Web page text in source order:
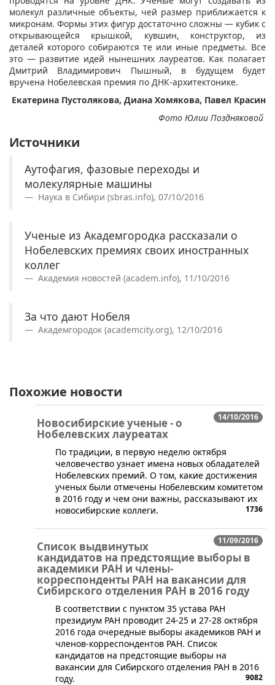
молекул различные объекты, чей размер приближается к
микронам. Формы этих фигур достаточно сложны — кубик с
открывающейся крышкой, кувшин, конструктор, из
деталей которого собираются те или иные предметы. Все
это — развитие идей нынешних лауреатов. Как полагает
Дмитрий Владимирович Пышный, в будущем будет
вручена Нобелевская премия по ДНК-архитектонике.
Екатерина Пустолякова, Диана Хомякова, Павел Красин
Фото Юлии Поздняковой
Источники
Аутофагия, фазовые переходы и
молекулярные машины
Наука в Сибири (sbras.info), 07/10/2016
Ученые из Академгородка рассказали о
Нобелевских премиях своих иностранных
коллег
Академия новостей (academ.info), 11/10/2016
За что дают Нобеля
Академгородок (academcity.org), 12/10/2016
Похожие новости
14/10/2016
Новосибирские ученые - о
Нобелевских лауреатах
​По традиции, в первую неделю октября
человечество узнает имена новых обладателей
Нобелевских премий. О том, какие достижения
ученых были отмечены Нобелевским комитетом
в 2016 году и чем они важны, рассказывают их
новосибирские коллеги.
1736
11/09/2016
Список выдвинутых
кандидатов на предстоящие выборы в
академики РАН и члены-
корреспонденты РАН на вакансии для
Сибирского отделения РАН в 2016 году
​​В соответствии с пунктом 35 устава РАН
президиум РАН проводит 24-25 и 27-28 октября
2016 года очередные выборы академиков РАН и
членов-корреспондентов РАН. ​Список
кандидатов на предстоящие выборы на
вакансии для Сибирского отделения РАН в 2016
году.
9082